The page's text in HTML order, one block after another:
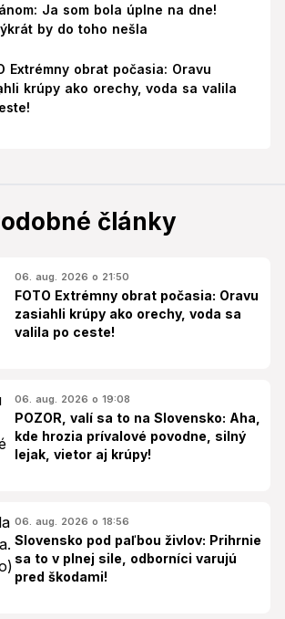
Ja som bola úplne na dne!
by do toho nešla
Extrémny obrat počasia: Oravu
krúpy ako orechy, voda sa valila
články
06. aug. 2026 o 21:50
FOTO Extrémny obrat počasia: Oravu
zasiahli krúpy ako orechy, voda sa
valila po ceste!
06. aug. 2026 o 19:08
POZOR, valí sa to na Slovensko: Aha,
kde hrozia prívalové povodne, silný
lejak, vietor aj krúpy!
06. aug. 2026 o 18:56
Slovensko pod paľbou živlov: Prihrnie
sa to v plnej sile, odborníci varujú
pred škodami!